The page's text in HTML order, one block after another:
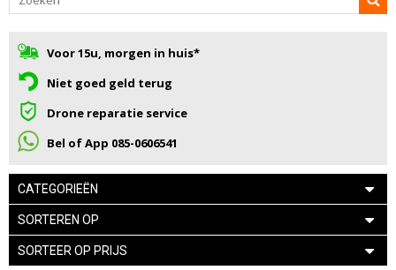
Voor 15u, morgen in huis*
Niet goed geld terug
Drone reparatie service
Bel of App 085-0606541
CATEGORIEËN
SORTEREN OP
SORTEER OP PRIJS